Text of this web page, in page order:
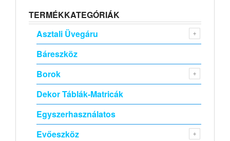
TERMÉKKATEGÓRIÁK
Asztali Üvegáru
Báreszköz
Borok
Dekor Táblák-Matricák
Egyszerhasználatos
Evőeszköz